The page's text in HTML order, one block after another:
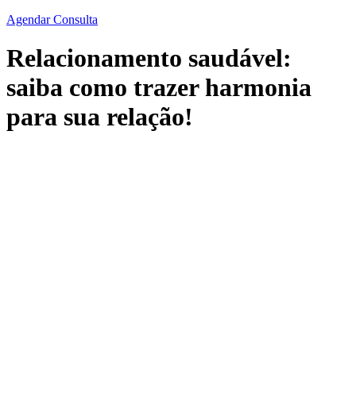
Agendar Consulta
Relacionamento saudável:
saiba como trazer harmonia
para sua relação!